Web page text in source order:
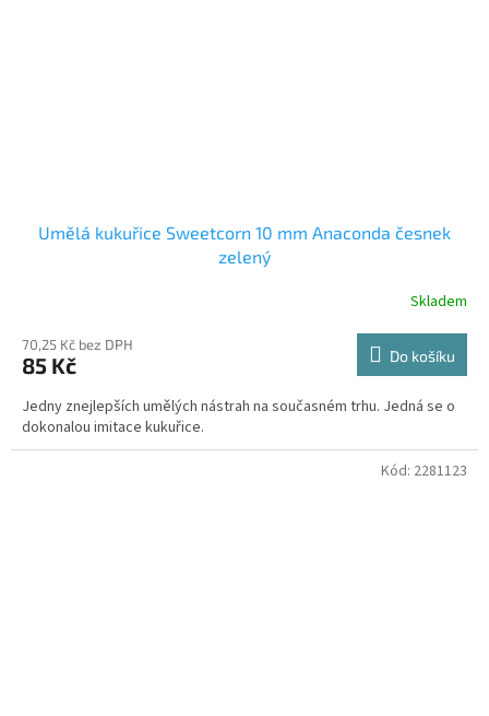
Umělá kukuřice Sweetcorn 10 mm Anaconda česnek
zelený
Skladem
70,25 Kč bez DPH
85 Kč Do košíku
Jedny znejlepších umělých nástrah na současném trhu. Jedná se o
dokonalou imitace kukuřice.
Kód: 2281123